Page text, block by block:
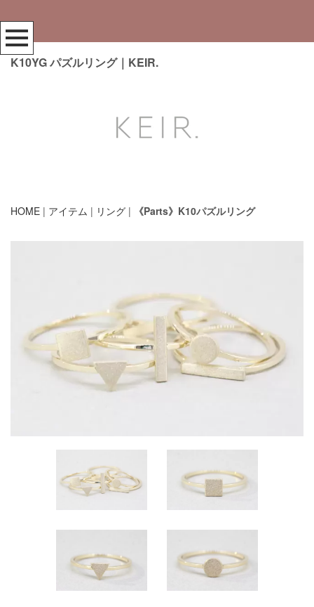
.
K10YG パズルリング｜KEIR.
HOME | アイテム | リング | 《Parts》K10パズルリング